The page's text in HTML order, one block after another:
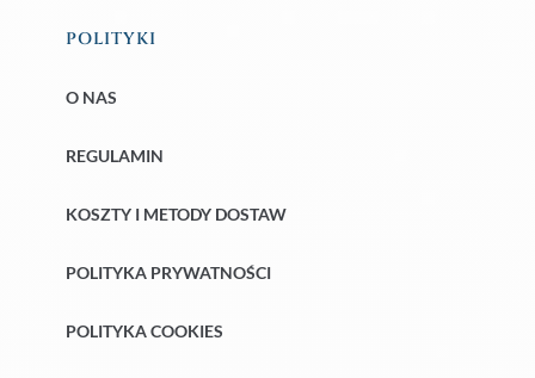
POLITYKI
O NAS
REGULAMIN
KOSZTY I METODY DOSTAW
POLITYKA PRYWATNOŚCI
POLITYKA COOKIES